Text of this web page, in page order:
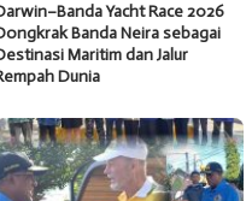
Yacht Race 2026
Banda Neira sebagai
Maritim dan Jalur
Dunia